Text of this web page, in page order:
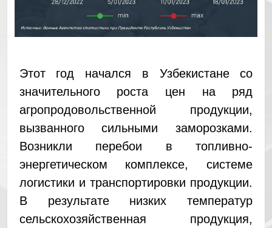
Этот год начался в Узбекистане со
значительного роста цен на ряд
агропродовольственной продукции,
вызванного сильными заморозками.
Возникли перебои в топливно-
энергетическом комплексе, системе
логистики и транспортировки продукции.
В результате низких температур
сельскохозяйственная продукция,